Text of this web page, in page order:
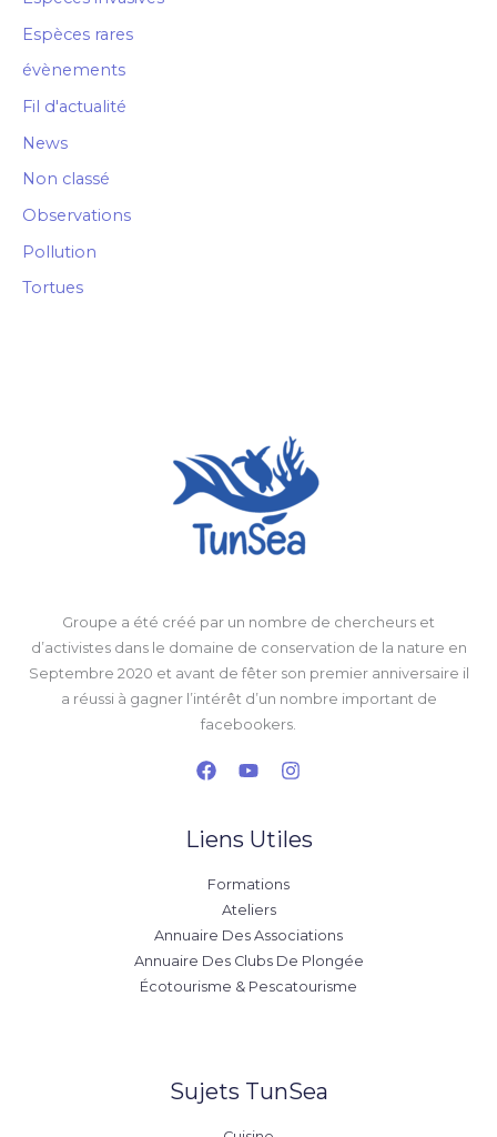
Espèces rares
évènements
Fil d'actualité
News
Non classé
Observations
Pollution
Tortues
Groupe a été créé par un nombre de chercheurs et
d’activistes dans le domaine de conservation de la nature en
Septembre 2020 et avant de fêter son premier anniversaire il
a réussi à gagner l’intérêt d’un nombre important de
facebookers.
Liens Utiles
Formations
Ateliers
Annuaire Des Associations
Annuaire Des Clubs De Plongée
Écotourisme & Pescatourisme
Sujets TunSea